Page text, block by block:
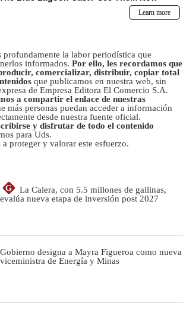
profundamente la labor periodística que
informados. Por ello, les recordamos que
comercializar, distribuir, copiar total
que publicamos en nuestra web, sin
de Empresa Editora El Comercio S.A.
a compartir el enlace de nuestras
más personas puedan acceder a información
desde nuestra fuente oficial.
y disfrutar de todo el contenido
para Uds.
proteger y valorar este esfuerzo.
G
La Calera, con 5.5 millones de gallinas,
evalúa nueva etapa de inversión post 2027
Gobierno designa a Mayra Figueroa como nueva
viceministra de Energía y Minas